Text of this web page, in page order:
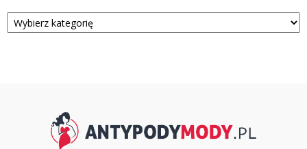
Kategorie